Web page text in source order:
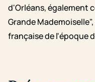
d'Orléans, également
Grande
française de l'époque